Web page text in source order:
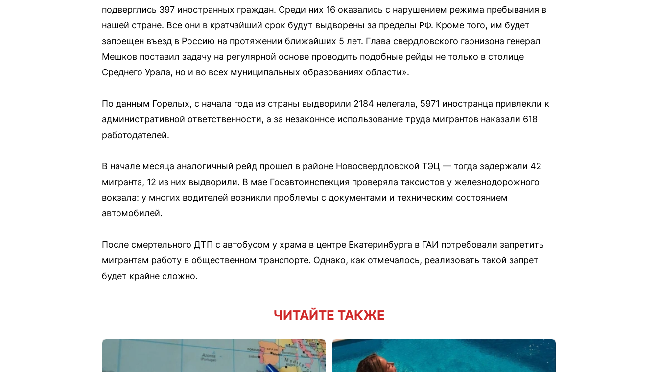
подверглись 397 иностранных граждан. Среди них 16 оказались с нарушением режима пребывания в
нашей стране. Все они в кратчайший срок будут выдворены за пределы РФ. Кроме того, им будет
запрещен въезд в Россию на протяжении ближайших 5 лет. Глава свердловского гарнизона генерал
Мешков поставил задачу на регулярной основе проводить подобные рейды не только в столице
Среднего Урала, но и во всех муниципальных образованиях области».
По данным Горелых, с начала года из страны выдворили 2184 нелегала, 5971 иностранца привлекли к
административной ответственности, а за незаконное использование труда мигрантов наказали 618
работодателей.
В начале месяца аналогичный рейд прошел в районе Новосвердловской ТЭЦ — тогда задержали 42
мигранта, 12 из них выдворили. В мае Госавтоинспекция проверяла таксистов у железнодорожного
вокзала: у многих водителей возникли проблемы с документами и техническим состоянием
автомобилей.
После смертельного ДТП с автобусом у храма в центре Екатеринбурга в ГАИ потребовали запретить
мигрантам работу в общественном транспорте. Однако, как отмечалось, реализовать такой запрет
будет крайне сложно.
ЧИТАЙТЕ ТАКЖЕ